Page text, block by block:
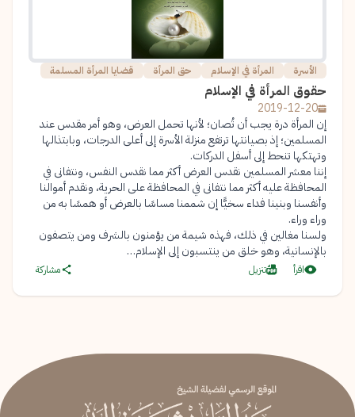
الأسرة المرأة في الإسلام حق المرأة قضايا المرأة المسلمة
حقوق المرأة في الإسلام
2019-12-20
إن المرأة درة يجب أن تُصان؛ لأنها تحمل العرض، وهو أمر مقدس عند
المسلمين؛ إذ بصيانتها ترتفع منزلة الأسرة إلى أعلى الدرجات، وبابتذالها
وتهتكها تنحط إلى أسفل الدركات.
إننا معشر المسلمين نقدس العرض أكثر مما نقدس النفس، ونتفانى في
المحافظة عليه أكثر مما نتفانى في المحافظة على الحرية، ونقدم أموالنا
وأنفسنا وبنينا فداء سخيًّا إن شممنا مساسًا بالعرض أو همسًا به من
وراء وراء.
ولسنا مغالين في ذلك، فهذه شيمة من يؤمنون بالشرف ومن يتصفون
بالإنسانية، وهو خلق من ينتسبون إلى الإسلام…
اقرأ تنزيل مشاركة